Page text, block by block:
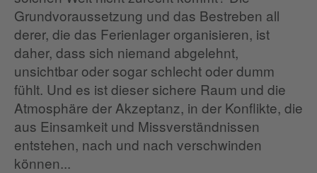
Grundvoraussetzung und das Bestreben all
derer, die das Ferienlager organisieren, ist
daher, dass sich niemand abgelehnt,
unsichtbar oder sogar schlecht oder dumm
fühlt. Und es ist dieser sichere Raum und die
Atmosphäre der Akzeptanz, in der Konflikte, die
aus Einsamkeit und Missverständnissen
entstehen, nach und nach verschwinden
können...